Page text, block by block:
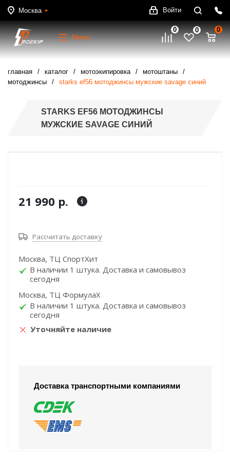
Москва Войти
Меню
0 0 0
главная каталог мотоэкипировка
мотоштаны
мотоджинсы
starks ef56 мотоджинсы мужские savage синий
STARKS EF56 МОТОДЖИНСЫ
МУЖСКИЕ SAVAGE СИНИЙ
21 990 р.
Рассчитать доставку
Москва, ТЦ СпортХит
В наличии 1 штука. Доставка и самовывоз
сегодня
Москва, ТЦ ФормулаХ
В наличии 1 штука. Доставка и самовывоз
сегодня
Уточняйте наличие
Доставка транспортными компаниями